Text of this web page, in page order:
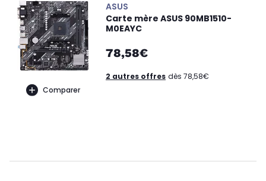
Comparer
ASUS
Carte mère ASUS 90MB1510-
M0EAYC
78,58€
2 autres offres dès 78,58€